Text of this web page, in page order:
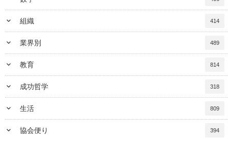
keyboard_arrow_down 組織 414
keyboard_arrow_down 業界別 489
keyboard_arrow_down 教育 814
keyboard_arrow_down 成功哲学 318
keyboard_arrow_down 生活 809
keyboard_arrow_down 協会便り 394